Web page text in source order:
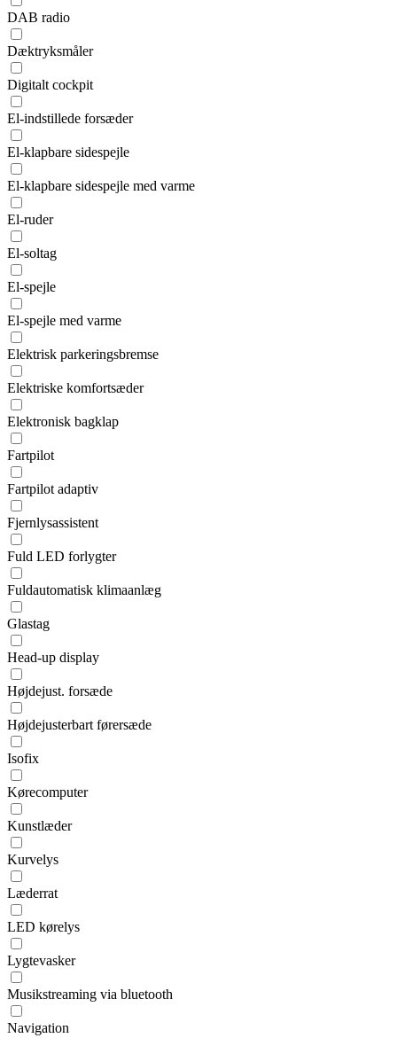
DAB radio
Dæktryksmåler
Digitalt cockpit
El-indstillede forsæder
El-klapbare sidespejle
El-klapbare sidespejle med varme
El-ruder
El-soltag
El-spejle
El-spejle med varme
Elektrisk parkeringsbremse
Elektriske komfortsæder
Elektronisk bagklap
Fartpilot
Fartpilot adaptiv
Fjernlysassistent
Fuld LED forlygter
Fuldautomatisk klimaanlæg
Glastag
Head-up display
Højdejust. forsæde
Højdejusterbart førersæde
Isofix
Kørecomputer
Kunstlæder
Kurvelys
Læderrat
LED kørelys
Lygtevasker
Musikstreaming via bluetooth
Navigation